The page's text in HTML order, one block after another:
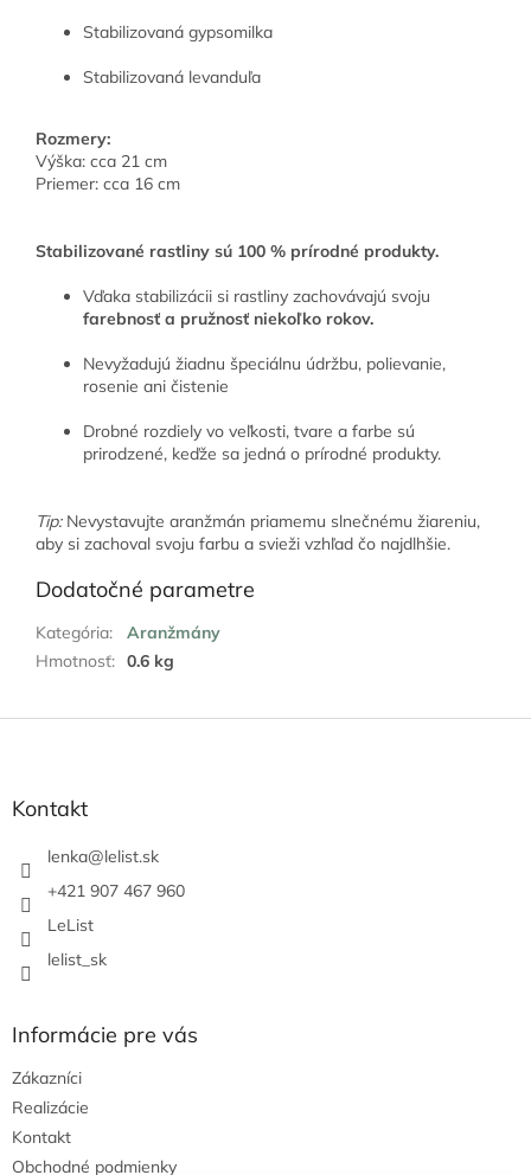
Stabilizovaná gypsomilka
Stabilizovaná levanduľa
Rozmery:
Výška: cca 21 cm
Priemer: cca 16 cm
Stabilizované rastliny sú 100 % prírodné produkty.
Vďaka stabilizácii si rastliny zachovávajú svoju
farebnosť a pružnosť niekoľko rokov.
Nevyžadujú žiadnu špeciálnu údržbu, polievanie,
rosenie ani čistenie
Drobné rozdiely vo veľkosti, tvare a farbe sú
prirodzené, keďže sa jedná o prírodné produkty.
Tip:Nevystavujte aranžmán priamemu slnečnému žiareniu,
aby si zachoval svoju farbu a svieži vzhľad čo najdlhšie.
Dodatočné parametre
Kategória:
Aranžmány
Hmotnosť: 0.6 kg
Kontakt
lenka@lelist.sk
+421 907 467 960
LeList
lelist_sk
Informácie pre vás
Zákazníci
Realizácie
Kontakt
Obchodné podmienky